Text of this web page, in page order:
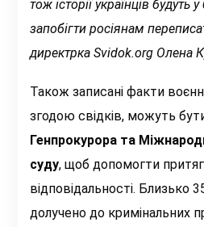
тож історії українців будуть
запобігти росіянам
директрка Svidok.org Олена
Також записані факти
згодою свідків, можуть
Генпрокурора та
суду, щоб допомогти
відповідальності. Близько
долучено до кримінальних